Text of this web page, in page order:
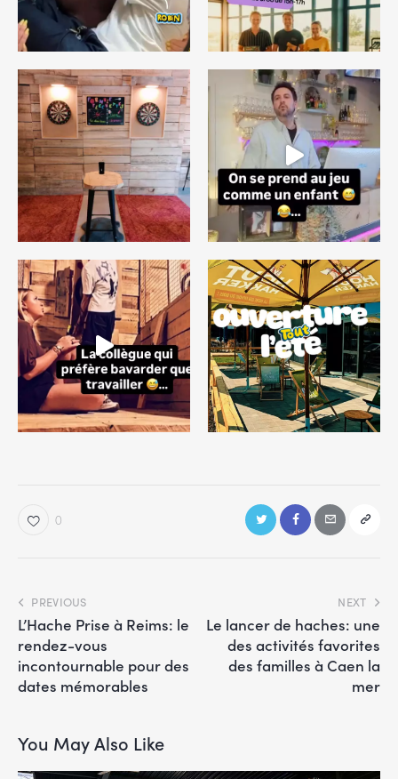
0
PREVIOUS
L’Hache Prise à Reims: le
rendez-vous
incontournable pour des
dates mémorables
NEXT
Le lancer de haches: une
des activités favorites
des familles à Caen la
mer
You May Also Like